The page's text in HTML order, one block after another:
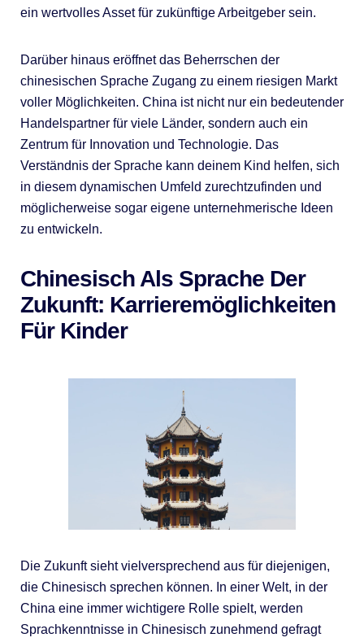
ein wertvolles Asset für zukünftige Arbeitgeber sein.
Darüber hinaus eröffnet das Beherrschen der
chinesischen Sprache Zugang zu einem riesigen Markt
voller Möglichkeiten. China ist nicht nur ein bedeutender
Handelspartner für viele Länder, sondern auch ein
Zentrum für Innovation und Technologie. Das
Verständnis der Sprache kann deinem Kind helfen, sich
in diesem dynamischen Umfeld zurechtzufinden und
möglicherweise sogar eigene unternehmerische Ideen
zu entwickeln.
Chinesisch Als Sprache Der
Zukunft: Karrieremöglichkeiten
Für Kinder
Die Zukunft sieht vielversprechend aus für diejenigen,
die Chinesisch sprechen können. In einer Welt, in der
China eine immer wichtigere Rolle spielt, werden
Sprachkenntnisse in Chinesisch zunehmend gefragt